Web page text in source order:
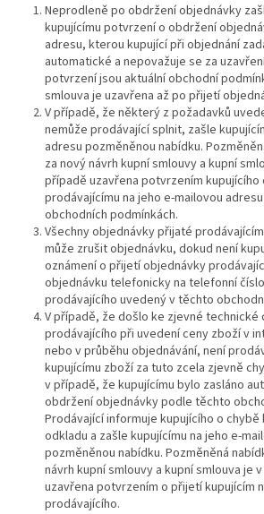
Neprodleně po obdržení objednávky
kupujícímu potvrzení o obdržení
adresu, kterou kupující při objednání
automatické a nepovažuje se za
potvrzení jsou aktuální obchodní
smlouva je uzavřena až po přijetí
V případě, že některý z požadavků
nemůže prodávající splnit, zašle
adresu pozměněnou nabídku.
za nový návrh kupní smlouvy a kupní
případě uzavřena potvrzením
prodávajícímu na jeho e-mailovou
obchodních podmínkách.
Všechny objednávky přijaté
může zrušit objednávku, dokud není
oznámení o přijetí objednávky
objednávku telefonicky na telefonní
prodávajícího uvedený v těchto
V případě, že došlo ke zjevné technické
prodávajícího při uvedení ceny zboží v
nebo v průběhu objednávání, není
kupujícímu zboží za tuto zcela zjevně
v případě, že kupujícímu bylo zasláno
obdržení objednávky podle těchto
Prodávající informuje kupujícího o
odkladu a zašle kupujícímu na jeho e-
pozměněnou nabídku. Pozměněná
návrh kupní smlouvy a kupní smlouva je
uzavřena potvrzením o přijetí kupujícím
prodávajícího.